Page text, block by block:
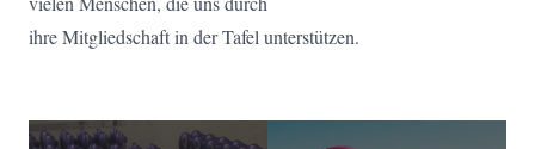
ihre Mitgliedschaft in der Tafel unterstützen.